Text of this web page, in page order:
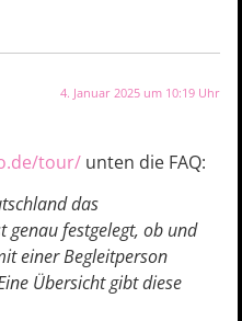
4. Januar 2025 um 10:19 Uhr
tour/ unten die FAQ:
das
genau festgelegt, ob und
einer Begleitperson
Übersicht gibt diese